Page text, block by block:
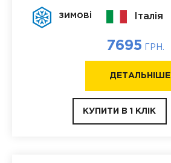
зимові Італія
7695 ГРН.
ДЕТАЛЬНІШЕ
КУПИТИ В 1 КЛІК